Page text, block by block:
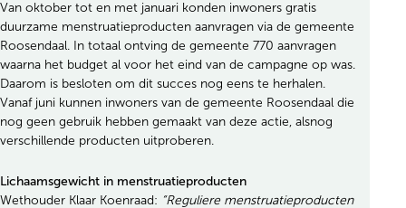
Van oktober tot en met januari konden inwoners gratis
duurzame menstruatieproducten aanvragen via de gemeente
Roosendaal. In totaal ontving de gemeente 770 aanvragen
waarna het budget al voor het eind van de campagne op was.
Daarom is besloten om dit succes nog eens te herhalen.
Vanaf juni kunnen inwoners van de gemeente Roosendaal die
nog geen gebruik hebben gemaakt van deze actie, alsnog
verschillende producten uitproberen.
Lichaamsgewicht in menstruatieproducten
Wethouder Klaar Koenraad: “Reguliere menstruatieproducten